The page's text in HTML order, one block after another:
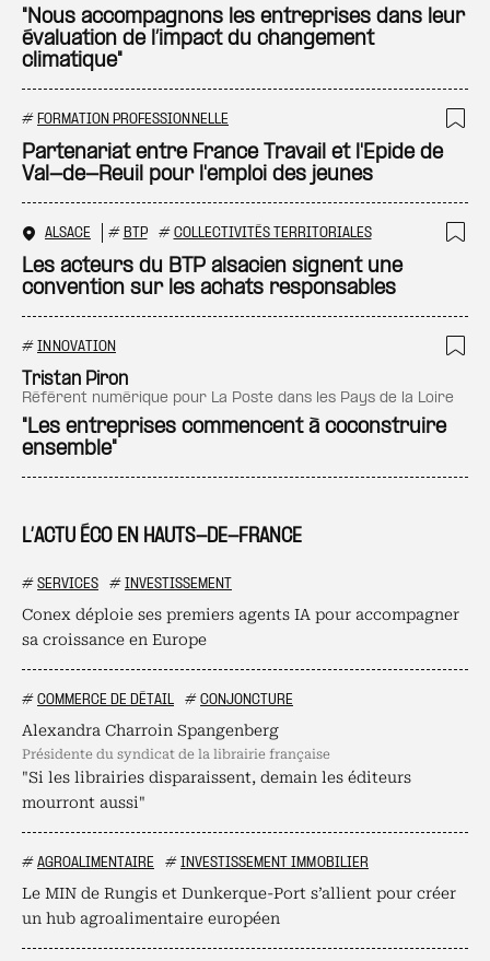
L’ACTU ÉCO EN HAUTS-DE-FRANCE
# SERVICES # INVESTISSEMENT
Conex déploie ses premiers agents IA pour accompagner
sa croissance en Europe
# COMMERCE DE DÉTAIL # CONJONCTURE
Alexandra Charroin Spangenberg
présidente du syndicat de la librairie française
"Si les librairies disparaissent, demain les éditeurs
mourront aussi"
# AGROALIMENTAIRE # INVESTISSEMENT IMMOBILIER
Le MIN de Rungis et Dunkerque-Port s’allient pour créer
un hub agroalimentaire européen
"Nous accompagnons les entreprises dans leur
évaluation de l’impact du changement
climatique"
# FORMATION PROFESSIONNELLE
Partenariat entre France Travail et l'Epide de
Val-de-Reuil pour l'emploi des jeunes
ALSACE # BTP # COLLECTIVITÉS TERRITORIALES
Les acteurs du BTP alsacien signent une
convention sur les achats responsables
# INNOVATION
Tristan Piron
référent numérique pour La Poste dans les Pays de la Loire
"Les entreprises commencent à coconstruire
ensemble"